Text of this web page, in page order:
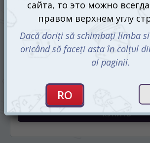
Без контекста (No